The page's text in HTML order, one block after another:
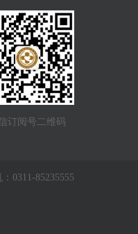
订阅号二维码
0311-85235555